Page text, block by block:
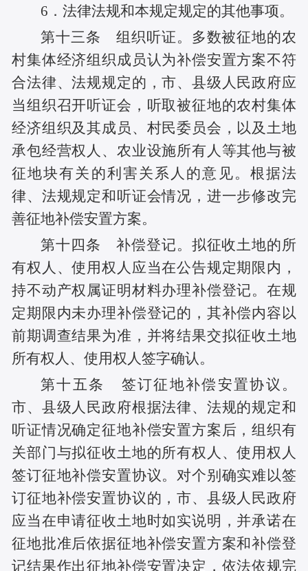
6．法律法规和本规定规定的其他事项。
第十三条 组织听证。多数被征地的农
村集体经济组织成员认为补偿安置方案不符
合法律、法规规定的，市、县级人民政府应
当组织召开听证会，听取被征地的农村集体
经济组织及其成员、村民委员会，以及土地
承包经营权人、农业设施所有人等其他与被
征地块有关的利害关系人的意见。根据法
律、法规规定和听证会情况，进一步修改完
善征地补偿安置方案。
第十四条 补偿登记。拟征收土地的所
有权人、使用权人应当在公告规定期限内，
持不动产权属证明材料办理补偿登记。在规
定期限内未办理补偿登记的，其补偿内容以
前期调查结果为准，并将结果交拟征收土地
所有权人、使用权人签字确认。
第十五条 签订征地补偿安置协议。
市、县级人民政府根据法律、法规的规定和
听证情况确定征地补偿安置方案后，组织有
关部门与拟征收土地的所有权人、使用权人
签订征地补偿安置协议。对个别确实难以签
订征地补偿安置协议的，市、县级人民政府
应当在申请征收土地时如实说明，并承诺在
征地批准后依据征地补偿安置方案和补偿登
记结果作出征地补偿安置决定，依法依规完